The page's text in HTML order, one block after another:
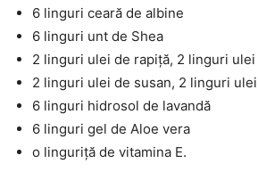
6 linguri ceară de albine
6 linguri unt de Shea
2 linguri ulei de rapiță, 2 linguri ulei
2 linguri ulei de susan, 2 linguri
6 linguri hidrosol de lavandă
6 linguri gel de Aloe vera
o linguriță de vitamina E.